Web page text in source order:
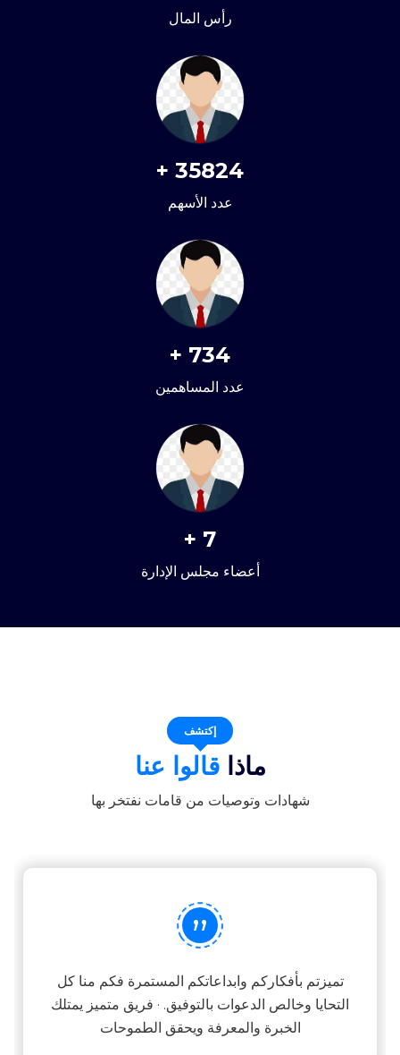
رأس المال
35824
+
عدد الأسهم
734
+
عدد المساهمين
+
أعضاء مجلس الإدارة
إكتشف
ماذا قالوا عنا
شهادات وتوصيات من قامات نفتخر بها
”
تميزتم بأفكاركم وابداعاتكم المستمرة فكم منا كل
التحايا وخالص الدعوات بالتوفيق. · فريق متميز يمتلك
الخبرة والمعرفة ويحقق الطموحات